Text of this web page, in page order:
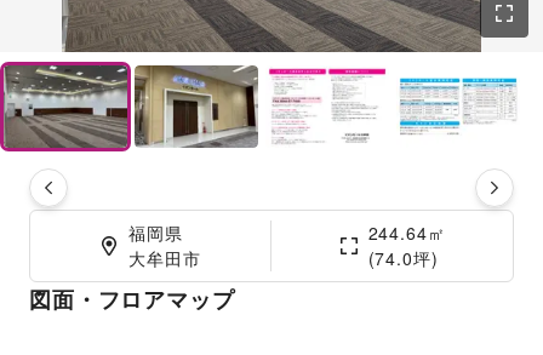
福岡県
大牟田市
244.64㎡
(74.0坪)
図面・フロアマップ